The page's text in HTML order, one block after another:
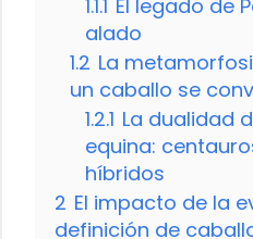
1.1.1 El legado de
alado
1.2 La
un caballo se
1.2.1 La dualidad
equina:
híbridos
2 El impacto de la
definición de